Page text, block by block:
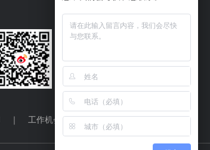
关注华天动力
｜ 工作机会 ｜ 联系我们